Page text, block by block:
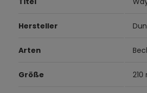
Hersteller
Arten
Größe 210